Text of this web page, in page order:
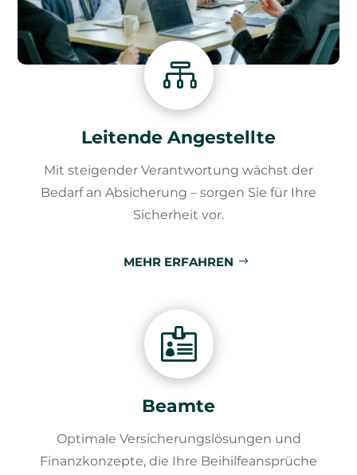

Leitende Angestellte
Mit steigender Verantwortung wächst der
Bedarf an Absicherung – sorgen Sie für Ihre
Sicherheit vor.
MEHR ERFAHREN

Beamte
Optimale Versicherungslösungen und
Finanzkonzepte, die Ihre Beihilfeansprüche